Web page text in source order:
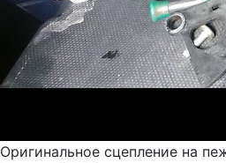
Оригинальное сцепление на